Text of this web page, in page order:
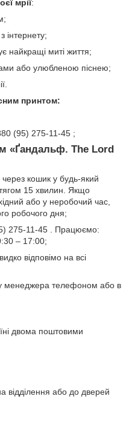
мрії:
інтернету;
найкращі миті життя;
або улюбленою піснею;
принтом:
(95) 275-11-45 ;
«Ґандальф. The Lord
кошик у будь-який
15 хвилин. Якщо
або у неробочий час,
робочого дня;
275-11-45 . Працюємо:
– 17:00;
відповімо на всі
у менеджера телефоном або в
двома поштовими
відділення або до дверей